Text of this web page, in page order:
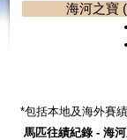
海河之寶
*包括本地及海外賽
馬匹往績紀錄 - 海